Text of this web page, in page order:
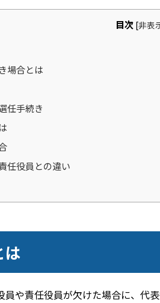
目次 [非表
場合とは
任手続き
任役員との違い
は
員や責任役員が欠けた場合に、代